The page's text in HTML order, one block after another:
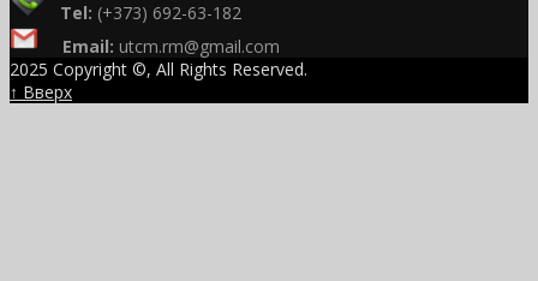
Tel: (+373) 692-63-182
Email: utcm.rm@gmail.com
2025 Copyright ©, All Rights Reserved.
↑ Вверх